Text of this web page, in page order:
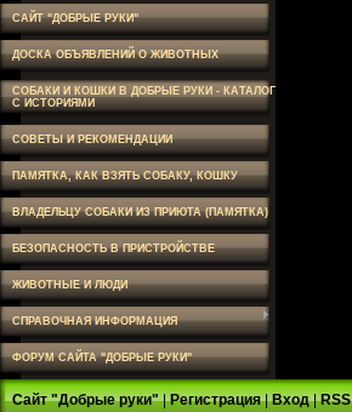
САЙТ "ДОБРЫЕ РУКИ"
ДОСКА ОБЪЯВЛЕНИЙ О ЖИВОТНЫХ
СОБАКИ И КОШКИ В ДОБРЫЕ РУКИ - КАТАЛОГ
С ИСТОРИЯМИ
СОВЕТЫ И РЕКОМЕНДАЦИИ
ПАМЯТКА, КАК ВЗЯТЬ СОБАКУ, КОШКУ
ВЛАДЕЛЬЦУ СОБАКИ ИЗ ПРИЮТА (ПАМЯТКА)
БЕЗОПАСНОСТЬ В ПРИСТРОЙСТВЕ
ЖИВОТНЫЕ И ЛЮДИ
СПРАВОЧНАЯ ИНФОРМАЦИЯ
ФОРУМ САЙТА "ДОБРЫЕ РУКИ"
Сайт "Добрые руки"|Регистрация|Вход|RSS